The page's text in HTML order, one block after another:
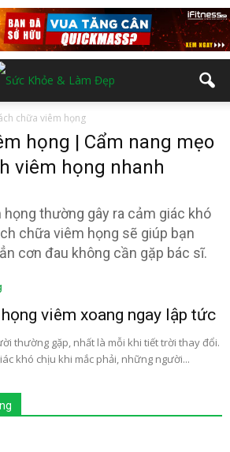
chữa viêm họng
họng | Cẩm nang mẹo
viêm họng nhanh
họng thường gây ra cảm giác khó
chữa viêm họng sẽ giúp bạn
cơn đau không cần gặp bác sĩ.
viêm xoang ngay lập tức
thường gặp, nhất là mỗi khi tiết trời thay đổi.
khó chịu khi mắc phải, những người...